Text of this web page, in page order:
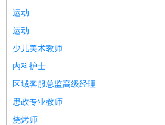
运动
运动
少儿美术教师
内科护士
区域客服总监高级经理
思政专业教师
烧烤师